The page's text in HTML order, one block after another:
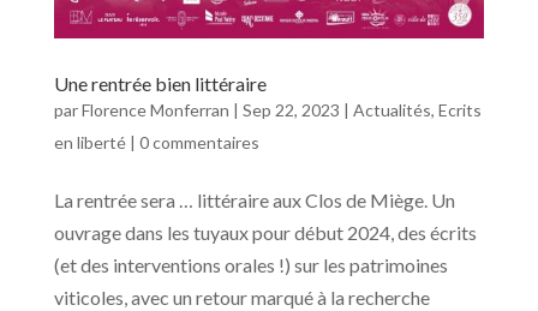
Une rentrée bien littéraire
parFlorence Monferran | Sep 22, 2023 | Actualités, Ecrits
en liberté| 0 commentaires
La rentrée sera … littéraire aux Clos de Miège. Un
ouvrage dans les tuyaux pour début 2024, des écrits
(et des interventions orales !) sur les patrimoines
viticoles, avec un retour marqué à la recherche